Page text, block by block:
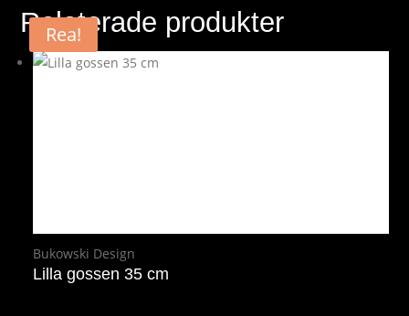
Relaterade produkter
Bukowski Design
Lilla gossen 35 cm
Rea!